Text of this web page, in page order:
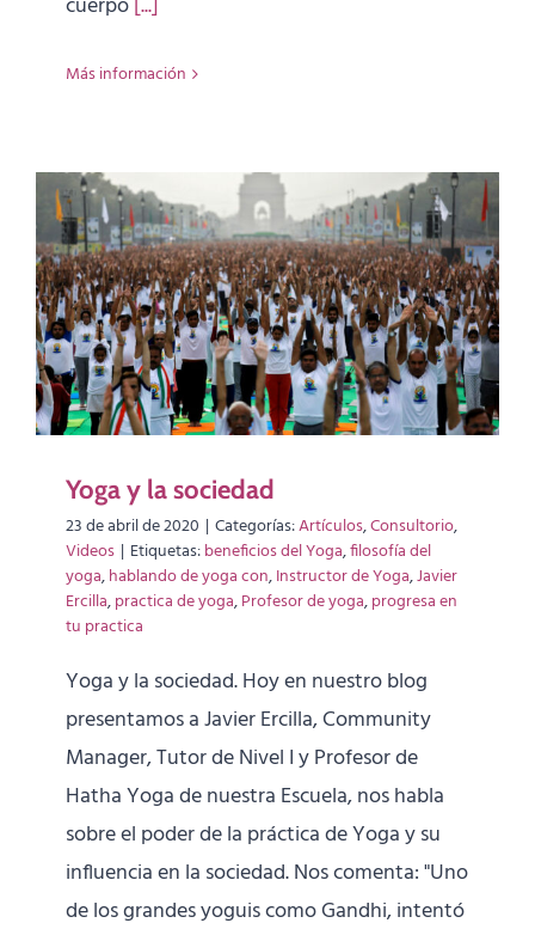
Más información
Yoga y la sociedad
23 de abril de 2020 | Categorías:Artículos,Consultorio,
Videos | Etiquetas:beneficios del Yoga,filosofía del
yoga,hablando de yoga con,Instructor de Yoga,Javier
Ercilla,practica de yoga,Profesor de yoga,progresa en
tu practica
Yoga y la sociedad. Hoy en nuestro blog
presentamos a Javier Ercilla, Community
Manager, Tutor de Nivel I y Profesor de
Hatha Yoga de nuestra Escuela, nos habla
sobre el poder de la práctica de Yoga y su
influencia en la sociedad. Nos comenta: "Uno
de los grandes yoguis como Gandhi, intentó